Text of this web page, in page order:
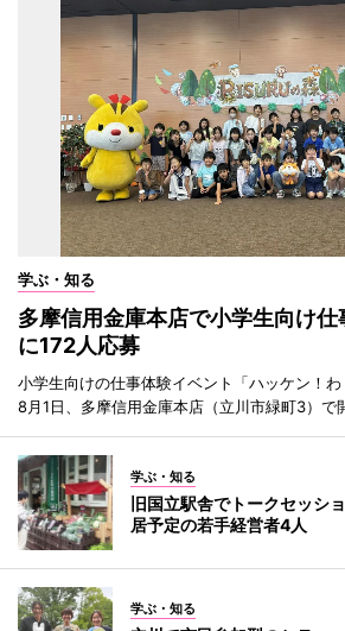
学ぶ・知る
多摩信用金庫本店で小学生向け
に172人応募
小学生向けの仕事体験イベント「ハッケン！
8月1日、多摩信用金庫本店（立川市緑町3）で
学ぶ・知る
旧国立駅舎でトークセッシ
居予定の若手経営者4人
学ぶ・知る